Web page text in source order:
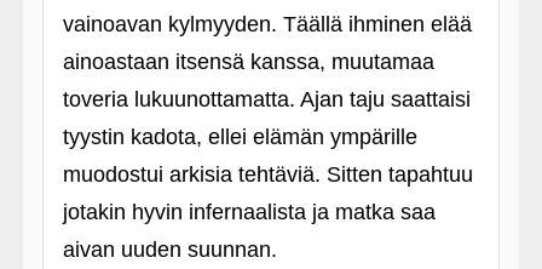
vainoavan kylmyyden. Täällä ihminen elää
ainoastaan itsensä kanssa, muutamaa
toveria lukuunottamatta. Ajan taju saattaisi
tyystin kadota, ellei elämän ympärille
muodostui arkisia tehtäviä. Sitten tapahtuu
jotakin hyvin infernaalista ja matka saa
aivan uuden suunnan.